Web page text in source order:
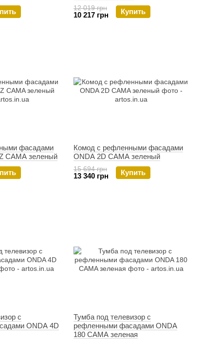
12 019 грн
10 217 грн Купить
фасадами
CAMA зеленый
Комод с рефленными фасадами
ONDA 2D CAMA зеленый
15 694 грн
13 340 грн Купить
с
ONDA 4D
Тумба под телевизор с
рефленными фасадами ONDA
180 CAMA зеленая